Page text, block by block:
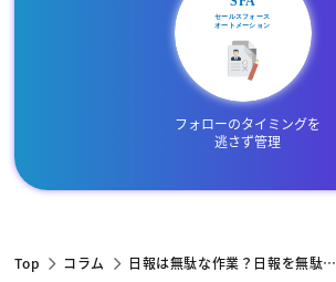
フォローのタイミングを
逃さず管理
Top コラム 日報は無駄な作業？日報を無駄…